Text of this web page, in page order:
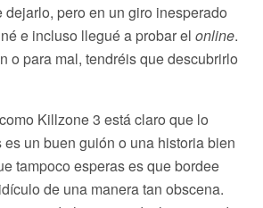
pero en un giro inesperado
e incluso llegué a probar el online.
o para mal, tendréis que descubrirlo
Killzone 3 está claro que lo
un buen guión o una historia bien
tampoco esperas es que bordee
de una manera tan obscena.